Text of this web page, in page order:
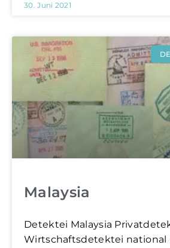
30. Juni 2021
Malaysia
Detektei Malaysia
Wirtschaftsdetektei national